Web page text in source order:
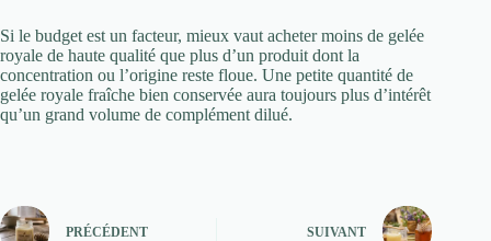
Si le budget est un facteur, mieux vaut acheter moins de gelée
royale de haute qualité que plus d’un produit dont la
concentration ou l’origine reste floue. Une petite quantité de
gelée royale fraîche bien conservée aura toujours plus d’intérêt
qu’un grand volume de complément dilué.
PRÉCÉDENT SUIVANT